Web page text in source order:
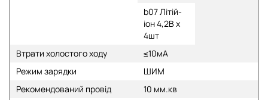
b07 Літій-
іон4,2В х
4шт
Втрати холостого ходу
≤10мA
Режим зарядки
ШИМ
Рекомендований провід
10 мм.кв